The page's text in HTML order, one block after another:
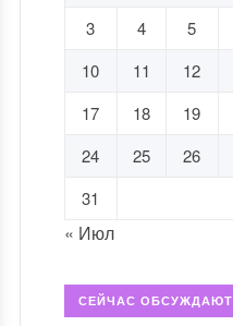
3
4 5
10
11 12
17
18 19
24
25 26
31
« Июл
СЕЙЧАС ОБСУЖДАЮТ